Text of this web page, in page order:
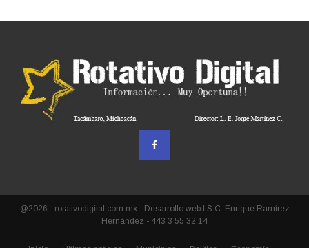
@2026 - rotativodigital.com.mx - Desarrollo web I.S.C. Enrique Ramírez
Hernández - 443 3 55 32 14